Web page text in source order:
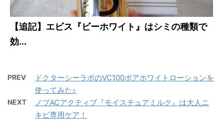
【追記】エビス『ビーホワイト』はシミの種類で
効...
PREV
ドクターシーラボのVC100ポアホワイトローションを
使ってみた♪
NEXT
ノブACアクティブ『モイスチュアミルク』は大人ニ
キビ専用ケア！